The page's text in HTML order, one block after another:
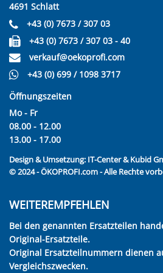
4691 Schlatt
+43 (0) 7673 / 307 03
+43 (0) 7673 / 307 03 - 40
verkauf@oekoprofi.com
+43 (0) 699 / 1098 3717
Öffnungszeiten
Mo - Fr
08.00 - 12.00
13.00 - 17.00
Design & Umsetzung: IT-Center & Kubid
© 2024 - ÖKOPROFI.com - Alle Rechte
WEITEREMPFEHLEN
Bei den genannten Ersatzteilen
Original-Ersatzteile.
Original Ersatzteilnummern dienen
Vergleichszwecken.